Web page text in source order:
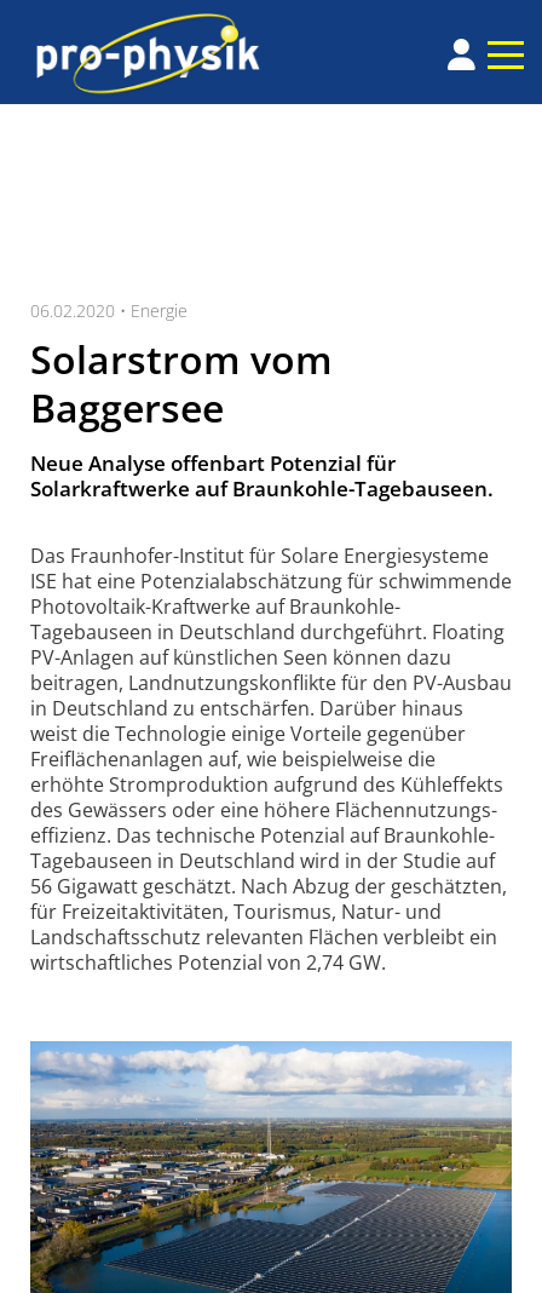
06.02.2020 • Energie
Solarstrom vom
Baggersee
Neue Analyse offenbart Potenzial für
Solarkraftwerke auf Braunkohle-Tagebauseen.
Das Fraunhofer-Institut für Solare Energiesysteme
ISE hat eine Potenzial­abschätzung für schwimmende
Photovoltaik-Kraftwerke auf Braunkohle-
Tagebauseen in Deutschland durchgeführt. Floating
PV-Anlagen auf künstlichen Seen können dazu
beitragen, Landnutzungs­konflikte für den PV-Ausbau
in Deutschland zu entschärfen. Darüber hinaus
weist die Technologie einige Vorteile gegenüber
Freiflächen­anlagen auf, wie beispielweise die
erhöhte Strom­produktion aufgrund des Kühleffekts
des Gewässers oder eine höhere Flächennutzungs­
effizienz. Das technische Potenzial auf Braunkohle-
Tage­bauseen in Deutschland wird in der Studie auf
56 Gigawatt geschätzt. Nach Abzug der geschätzten,
für Freizeit­aktivitäten, Tourismus, Natur- und
Landschafts­schutz relevanten Flächen verbleibt ein
wirt­schaftliches Potenzial von 2,74 GW.